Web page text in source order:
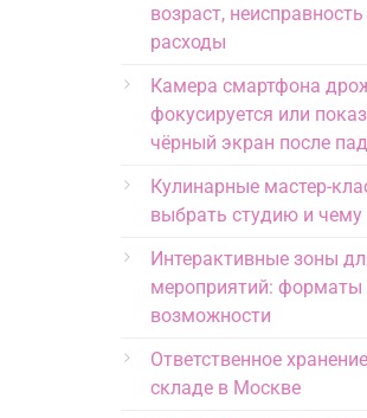
возраст,
расходы
Камера смартфона
фокусируется или
чёрный экран после
Кулинарные мастер-
выбрать студию и чему
Интерактивные зоны
мероприятий: форматы
возможности
Ответственное
складе в Москве